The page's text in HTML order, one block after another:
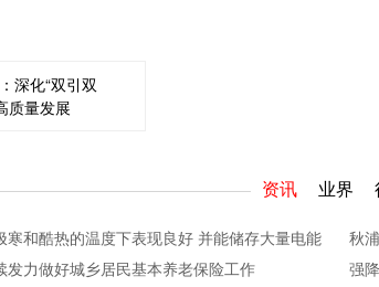
深化“双引双
质量发展
资讯 业界
寒和酷热的温度下表现良好 并能储存大量电能
秋
发力做好城乡居民基本养老保险工作
强